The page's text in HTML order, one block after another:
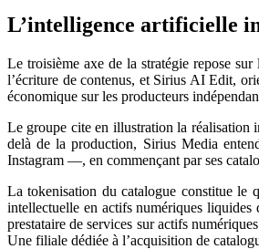
L’intelligence artificielle
Le troisième axe de la stratégie repose
l’écriture de contenus, et Sirius AI Edit,
économique sur les producteurs
Le groupe cite en illustration la réalisation
delà de la production, Sirius Media
Instagram —, en commençant par ses
La tokenisation du catalogue constitue le
intellectuelle en actifs numériques liquides
prestataire de services sur actifs
Une filiale dédiée à l’acquisition de